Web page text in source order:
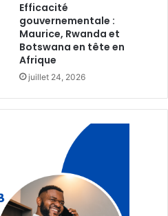
Efficacité
gouvernementale :
Maurice, Rwanda et
Botswana en tête en
Afrique‎
juillet 24, 2026